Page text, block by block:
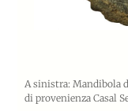
A sinistra: Mandibola
di provenienza Casal